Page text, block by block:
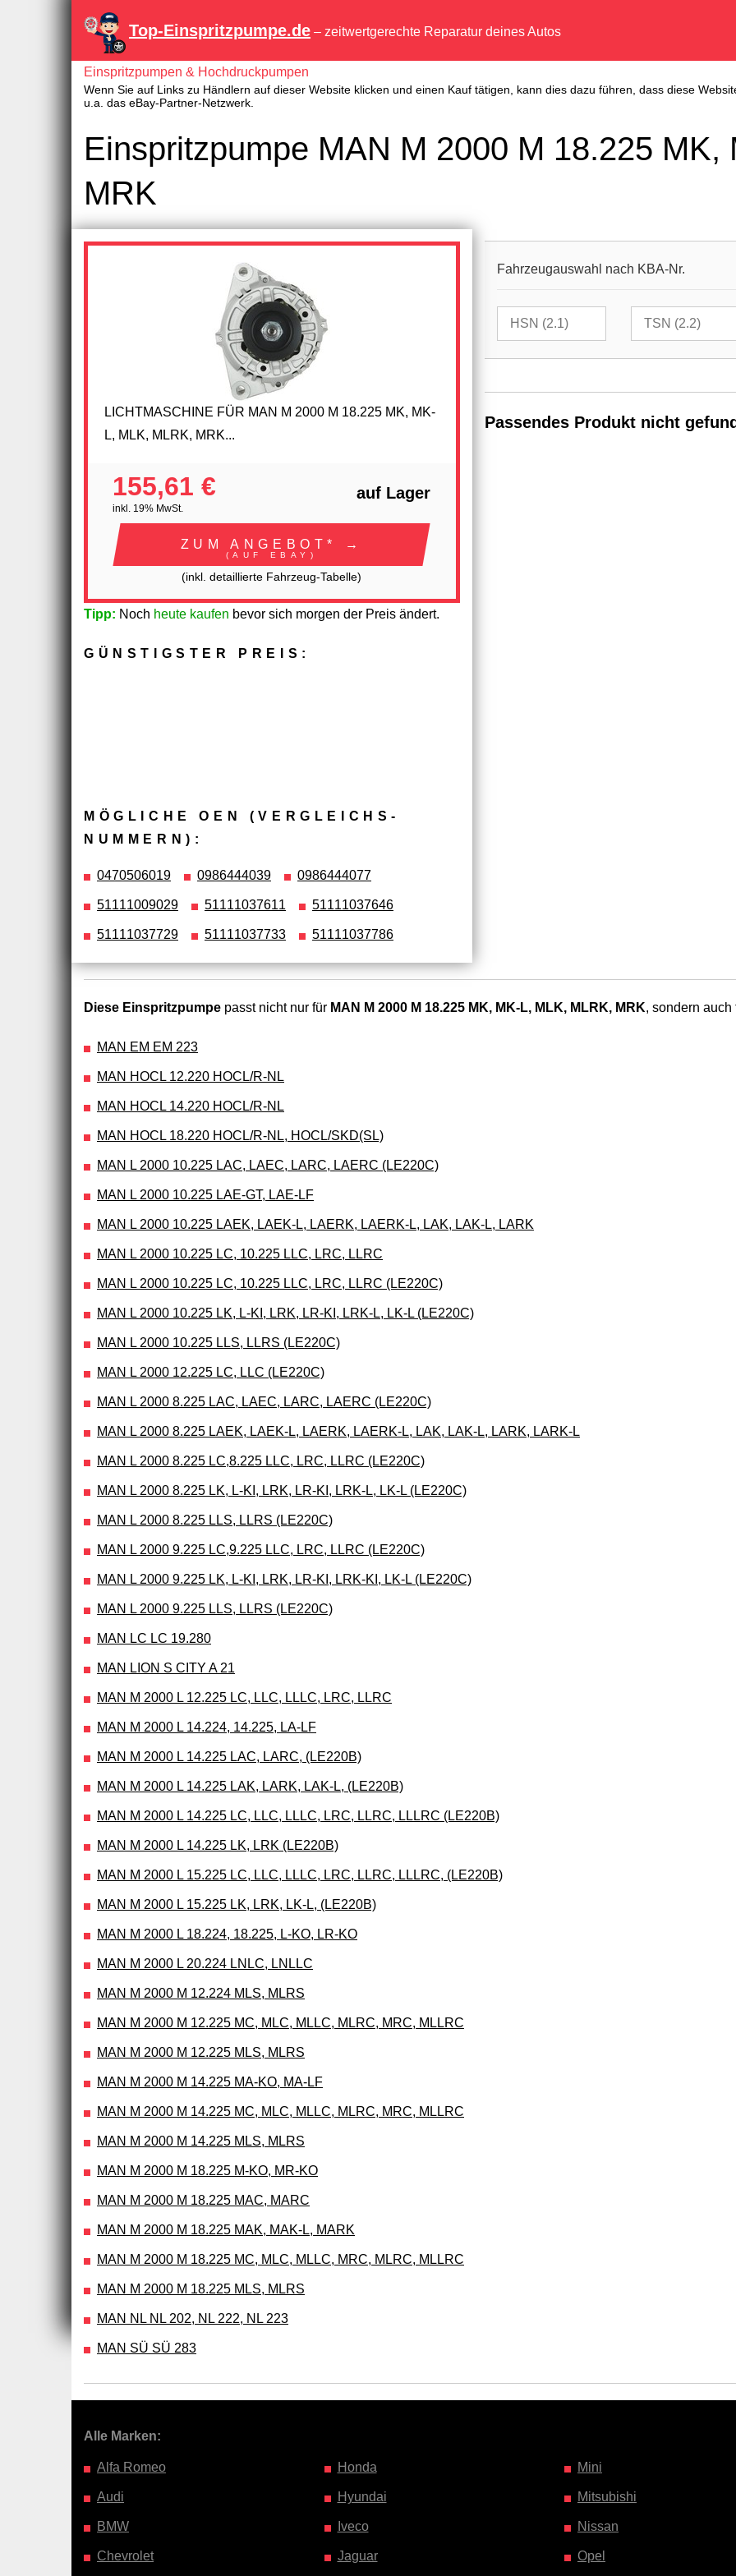
Top-Einspritzpumpe.de – zeitwertgerechte Reparatur deines Autos
Einspritzpumpen & Hochdruckpumpen
Wenn Sie auf Links zu Händlern auf dieser Website klicken und einen Kauf tätigen, kann dies dazu führen, dass diese
u.a. das eBay-Partner-Netzwerk.
Einspritzpumpe MAN M 2000 M 18.225 MK,
MRK
LICHTMASCHINE FÜR MAN M 2000 M 18.225 MK, MK-
L, MLK, MLRK, MRK...
155,61 €
inkl. 19% MwSt.
auf Lager
ZUM ANGEBOT* →
(AUF EBAY)
(inkl. detaillierte Fahrzeug-Tabelle)
Tipp: Noch heute kaufen bevor sich morgen der Preis ändert.
GÜNSTIGSTER PREIS:
MÖGLICHE OEN (VERGLEICHS­
NUMMERN):
0470506019 0986444039 0986444077
51111009029 51111037611 51111037646
51111037729 51111037733 51111037786
Fahrzeugauswahl nach KBA-Nr.
Passendes Produkt nicht
Diese Einspritzpumpe passt nicht nur für MAN M 2000 M 18.225 MK, MK-L, MLK, MLRK, MRK, sondern auch
MAN EM EM 223
MAN HOCL 12.220 HOCL/R-NL
MAN HOCL 14.220 HOCL/R-NL
MAN HOCL 18.220 HOCL/R-NL, HOCL/SKD(SL)
MAN L 2000 10.225 LAC, LAEC, LARC, LAERC (LE220C)
MAN L 2000 10.225 LAE-GT, LAE-LF
MAN L 2000 10.225 LAEK, LAEK-L, LAERK, LAERK-L, LAK, LAK-L, LARK
MAN L 2000 10.225 LC, 10.225 LLC, LRC, LLRC
MAN L 2000 10.225 LC, 10.225 LLC, LRC, LLRC (LE220C)
MAN L 2000 10.225 LK, L-KI, LRK, LR-KI, LRK-L, LK-L (LE220C)
MAN L 2000 10.225 LLS, LLRS (LE220C)
MAN L 2000 12.225 LC, LLC (LE220C)
MAN L 2000 8.225 LAC, LAEC, LARC, LAERC (LE220C)
MAN L 2000 8.225 LAEK, LAEK-L, LAERK, LAERK-L, LAK, LAK-L, LARK, LARK-L
MAN L 2000 8.225 LC,8.225 LLC, LRC, LLRC (LE220C)
MAN L 2000 8.225 LK, L-KI, LRK, LR-KI, LRK-L, LK-L (LE220C)
MAN L 2000 8.225 LLS, LLRS (LE220C)
MAN L 2000 9.225 LC,9.225 LLC, LRC, LLRC (LE220C)
MAN L 2000 9.225 LK, L-KI, LRK, LR-KI, LRK-KI, LK-L (LE220C)
MAN L 2000 9.225 LLS, LLRS (LE220C)
MAN LC LC 19.280
MAN LION S CITY A 21
MAN M 2000 L 12.225 LC, LLC, LLLC, LRC, LLRC
MAN M 2000 L 14.224, 14.225, LA-LF
MAN M 2000 L 14.225 LAC, LARC, (LE220B)
MAN M 2000 L 14.225 LAK, LARK, LAK-L, (LE220B)
MAN M 2000 L 14.225 LC, LLC, LLLC, LRC, LLRC, LLLRC (LE220B)
MAN M 2000 L 14.225 LK, LRK (LE220B)
MAN M 2000 L 15.225 LC, LLC, LLLC, LRC, LLRC, LLLRC, (LE220B)
MAN M 2000 L 15.225 LK, LRK, LK-L, (LE220B)
MAN M 2000 L 18.224, 18.225, L-KO, LR-KO
MAN M 2000 L 20.224 LNLC, LNLLC
MAN M 2000 M 12.224 MLS, MLRS
MAN M 2000 M 12.225 MC, MLC, MLLC, MLRC, MRC, MLLRC
MAN M 2000 M 12.225 MLS, MLRS
MAN M 2000 M 14.225 MA-KO, MA-LF
MAN M 2000 M 14.225 MC, MLC, MLLC, MLRC, MRC, MLLRC
MAN M 2000 M 14.225 MLS, MLRS
MAN M 2000 M 18.225 M-KO, MR-KO
MAN M 2000 M 18.225 MAC, MARC
MAN M 2000 M 18.225 MAK, MAK-L, MARK
MAN M 2000 M 18.225 MC, MLC, MLLC, MRC, MLRC, MLLRC
MAN M 2000 M 18.225 MLS, MLRS
MAN NL NL 202, NL 222, NL 223
MAN SÜ SÜ 283
Alle Marken:
Alfa Romeo
Audi
BMW
Chevrolet
Honda
Hyundai
Iveco
Jaguar
Mini
Mitsubishi
Nissan
Opel